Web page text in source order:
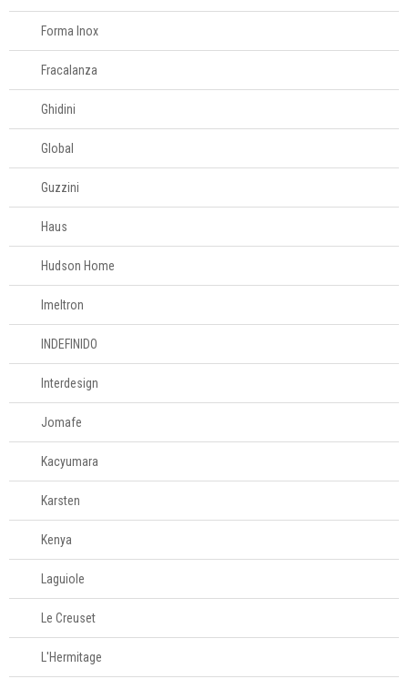
Forma Inox
Fracalanza
Ghidini
Global
Guzzini
Haus
Hudson Home
Imeltron
INDEFINIDO
Interdesign
Jomafe
Kacyumara
Karsten
Kenya
Laguiole
Le Creuset
L'Hermitage